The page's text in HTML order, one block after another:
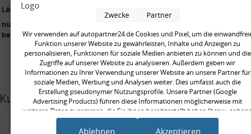
Länge [mm]:
nur paarweise austauschen:
benötigte Stückzahl:
2,0
Kunden kauften auch
Wir verwenden auf autopartner24.de Cookies und Pixel, um die
Funktion unserer Website zu gewährleisten, Inhalte und Anzeigen zu
personalisieren, Funktionen für soziale Medien anbieten zu können und die
Zugriffe auf unserer Website zu analysieren. Außerdem geben wir
Informationen zu Ihrer Verwendung unserer Website an unsere Partner für
soziale Medien, Werbung und Analysen weiter. Dies umfasst auch die
Erstellung pseudonymer Nutzungsprofile. Unsere Partner (Google
Advertising Products) führen diese Informationen möglicherweise mit
weiteren Daten zusammen, die Sie ihnen bereitgestellt haben (bspw.
eines persönlichen Accounts) oder welche sie im Rahmen Ihrer Nutzung der
Dienste gesammelt haben (bspw. Nutzungsdaten anderer Geräte). Ihre
Zwecke Partner
Ablehnen Akzeptieren